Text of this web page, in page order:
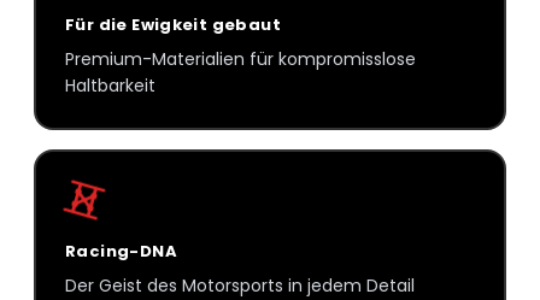
Für die Ewigkeit gebaut
Premium-Materialien für kompromisslose
Haltbarkeit
Racing-DNA
Der Geist des Motorsports in jedem Detail